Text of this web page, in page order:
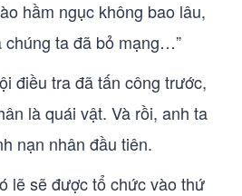
hầm ngục không bao lâu,
chúng ta đã bỏ mạng…”
điều tra đã tấn công trước,
là quái vật. Và rồi, anh ta
nạn nhân đầu tiên.
lẽ sẽ được tổ chức vào thứ